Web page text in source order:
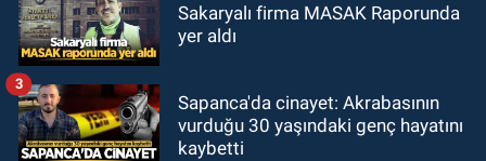
Sakaryalı firma MASAK Raporunda
yer aldı
Sapanca'da cinayet: Akrabasının
vurduğu 30 yaşındaki genç hayatını
kaybetti
3